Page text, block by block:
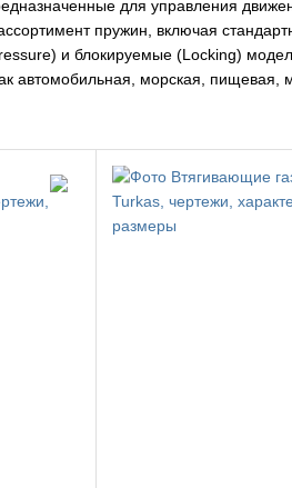
для управления
пружин, включая
и блокируемые (Locking)
автомобильная, морская, пищевая,